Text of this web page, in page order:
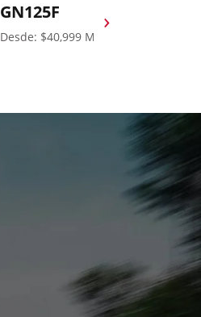
GN125F
Desde: $40,999 MXN
›